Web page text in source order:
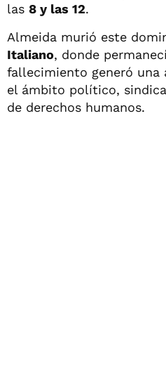
las 8 y las 12.
Almeida murió este
Italiano, donde
fallecimiento generó una
el ámbito político,
de derechos humanos.